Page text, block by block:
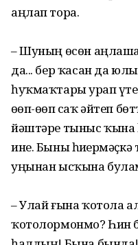
аңлап тора.
– Шуның өсөн
да... бер ҡасан да
һуҡмаҡтарҙы урап
өҙөп-өҙөп саҡ әйтеп
йәштәре тыныс ҡына
ине. Быны
уңынан ысҡына
– Улай ғына ҡотола
ҡотолормонмо? Һин